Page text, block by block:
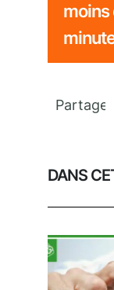
moins
Partager
DANS